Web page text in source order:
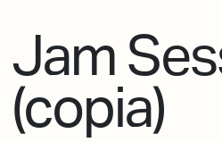
Jam
(copia)